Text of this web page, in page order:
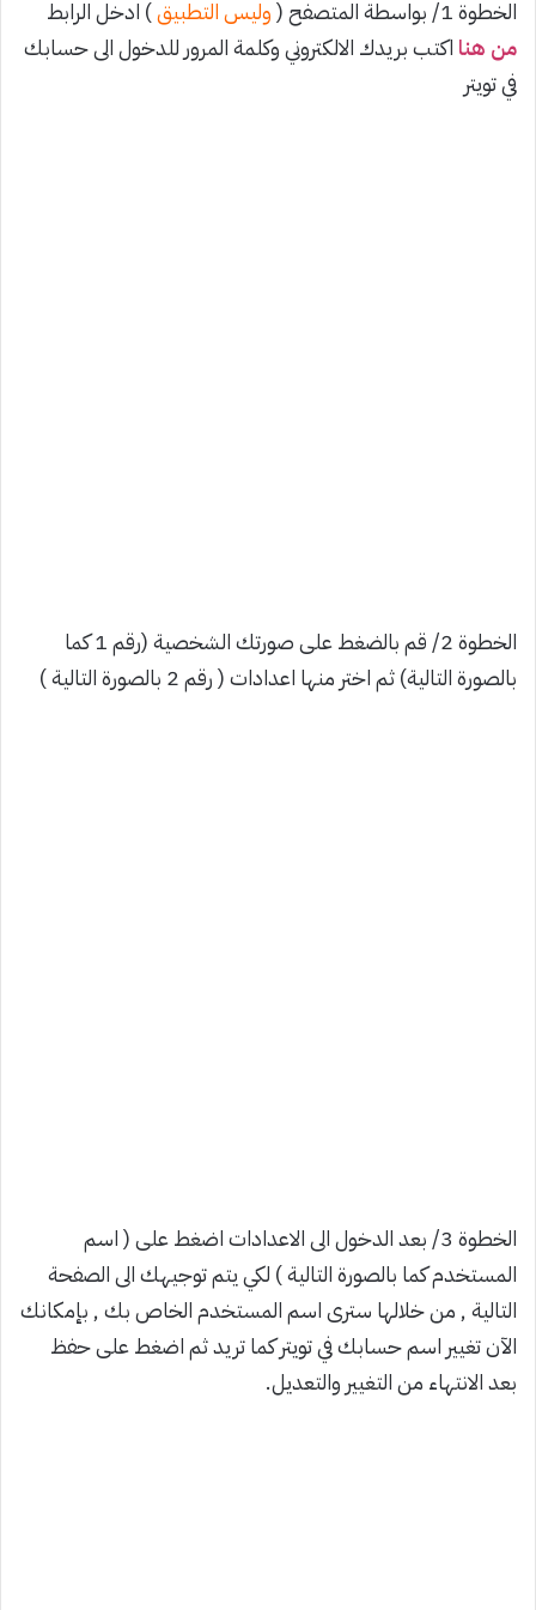
الخطوة 1/ بواسطة المتصفح ( وليس التطبيق) ادخل الرابط
من هنا اكتب بريدك الالكتروني وكلمة المرور للدخول الى حسابك
في تويتر
الخطوة 2/ قم بالضغط على صورتك الشخصية (رقم 1 كما
بالصورة التالية) ثم اختر منها اعدادات ( رقم 2 بالصورة التالية )
الخطوة 3/ بعد الدخول الى الاعدادات اضغط على ( اسم
المستخدم كما بالصورة التالية ) لكي يتم توجيهك الى الصفحة
التالية , من خلالها سترى اسم المستخدم الخاص بك , بإمكانك
الآن تغيير اسم حسابك في تويتر كما تريد ثم اضغط على حفظ
بعد الانتهاء من التغيير والتعديل.